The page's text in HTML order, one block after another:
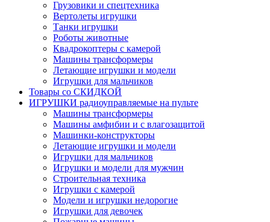
Грузовики и спецтехника
Вертолеты игрушки
Танки игрушки
Роботы животные
Квадрокоптеры с камерой
Машины трансформеры
Летающие игрушки и модели
Игрушки для мальчиков
Товары со СКИДКОЙ
ИГРУШКИ радиоуправляемые на пульте
Машины трансформеры
Машины амфибии и с влагозащитой
Машинки-конструкторы
Летающие игрушки и модели
Игрушки для мальчиков
Игрушки и модели для мужчин
Строительная техника
Игрушки с камерой
Модели и игрушки недорогие
Игрушки для девочек